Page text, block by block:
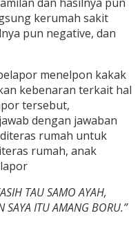
kerumah sakit
pun negative, dan
menelpon kakak
kebenaran terkait hal
tersebut,
dengan jawaban
rumah untuk
rumah, anak
TAU SAMO AYAH,
SAYA ITU AMANG BORU.”